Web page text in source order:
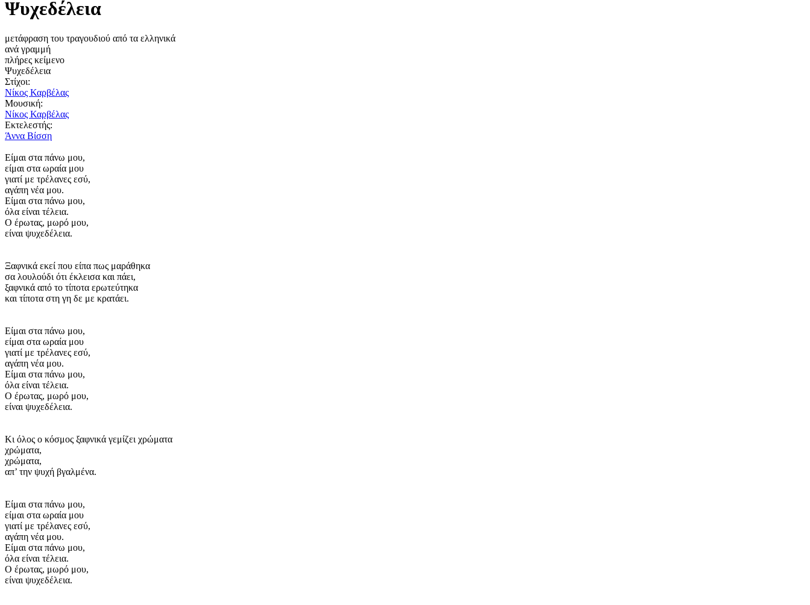
Ψυχεδέλεια
μετάφραση του τραγουδιού από τα ελληνικά
ανά γραμμή
πλήρες κείμενο
Ψυχεδέλεια
Στίχοι:
Νίκος Καρβέλας
Μουσική:
Νίκος Καρβέλας
Εκτελεστής:
Άννα Βίσση
Είμαι στα πάνω μου,
είμαι στα ωραία μου
γιατί με τρέλανες εσύ,
αγάπη νέα μου.
Είμαι στα πάνω μου,
όλα είναι τέλεια.
Ο έρωτας, μωρό μου,
είναι ψυχεδέλεια.
Ξαφνικά εκεί που είπα πως μαράθηκα
σα λουλούδι ότι έκλεισα και πάει,
ξαφνικά από το τίποτα ερωτεύτηκα
και τίποτα στη γη δε με κρατάει.
Είμαι στα πάνω μου,
είμαι στα ωραία μου
γιατί με τρέλανες εσύ,
αγάπη νέα μου.
Είμαι στα πάνω μου,
όλα είναι τέλεια.
Ο έρωτας, μωρό μου,
είναι ψυχεδέλεια.
Κι όλος ο κόσμος ξαφνικά γεμίζει χρώματα
χρώματα,
χρώματα,
απ’ την ψυχή βγαλμένα.
Είμαι στα πάνω μου,
είμαι στα ωραία μου
γιατί με τρέλανες εσύ,
αγάπη νέα μου.
Είμαι στα πάνω μου,
όλα είναι τέλεια.
Ο έρωτας, μωρό μου,
είναι ψυχεδέλεια.